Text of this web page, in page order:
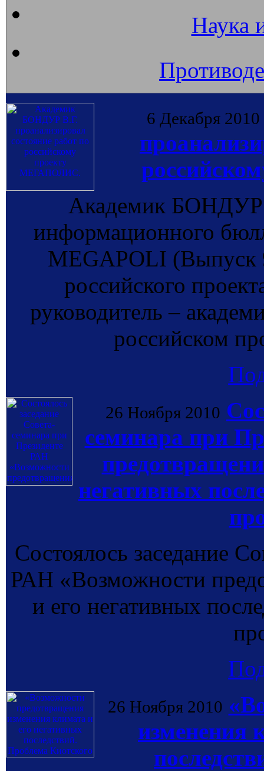
Наука
6 Декабря 2010
Академик БОНДУР
информационного
MEGAPOLI (Выпуск
российского
руководитель –
российском
26 Ноября 2010
семинара при
негативных
Состоялось заседание
РАН «Возможности
и его негативных
26 Ноября 2010
изменения